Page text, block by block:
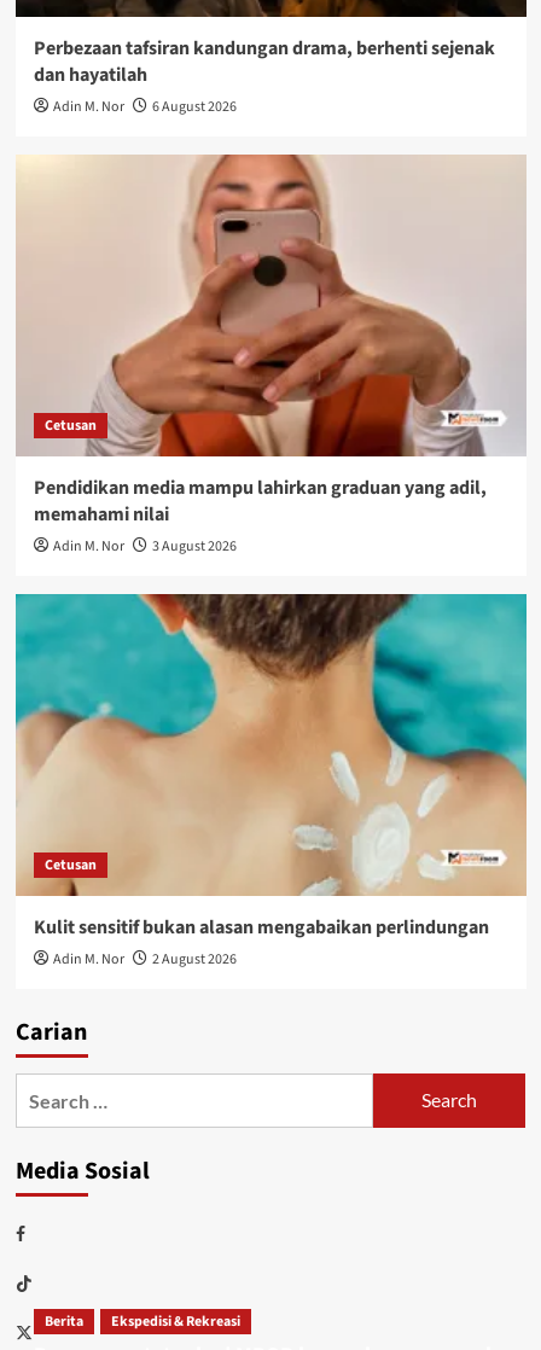
Perbezaan tafsiran kandungan drama, berhenti sejenak
dan hayatilah
Adin M. Nor 6 August 2026
Cetusan
Pendidikan media mampu lahirkan graduan yang adil,
memahami nilai
Adin M. Nor 3 August 2026
Cetusan
Kulit sensitif bukan alasan mengabaikan perlindungan
Adin M. Nor 2 August 2026
Carian
Media Sosial
Berita Ekspedisi & Rekreasi